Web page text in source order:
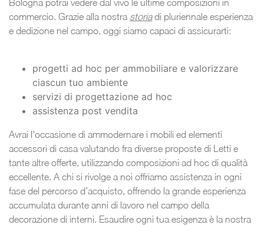
Bologna potrai vedere dal vivo le ultime composizioni in
commercio. Grazie alla nostra storiadi pluriennale esperienza
e dedizione nel campo, oggi siamo capaci di assicurarti:
progetti ad hoc per ammobiliare e valorizzare
ciascun tuo ambiente
servizi di progettazione ad hoc
assistenza post vendita
Avrai l'occasione di ammodernare i mobili ed elementi
accessori di casa valutando fra diverse proposte di Letti e
tante altre offerte, utilizzando composizioni ad hoc di qualità
eccellente. A chi si rivolge a noi offriamo assistenza in ogni
fase del percorso d’acquisto, offrendo la grande esperienza
accumulata durante anni di lavoro nel campo della
decorazione di interni. Esaudire ogni tua esigenza è la nostra